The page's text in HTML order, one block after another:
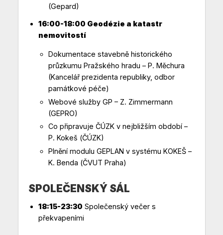
(Gepard)
16:00-18:00 Geodézie a katastr
nemovitostí
Dokumentace stavebně historického
průzkumu Pražského hradu – P. Měchura
(Kancelář prezidenta republiky, odbor
památkové péče)
Webové služby GP – Z. Zimmermann
(GEPRO)
Co připravuje ČÚZK v nejbližším období –
P. Kokeš (ČÚZK)
Plnění modulu GEPLAN v systému KOKEŠ –
K. Benda (ČVUT Praha)
SPOLEČENSKÝ SÁL
18:15-23:30 Společenský večer s
překvapeními